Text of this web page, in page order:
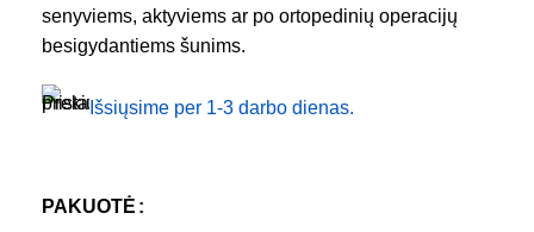
senyviems, aktyviems ar po ortopedinių operacijų
besigydantiems šunims.
Išsiųsime per 1-3 darbo dienas.
PAKUOTĖ